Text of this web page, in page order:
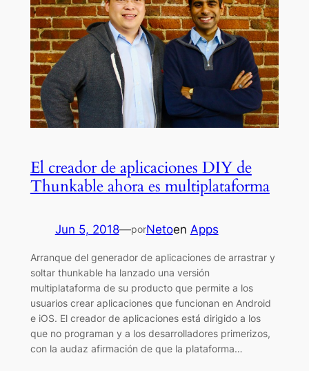
El creador de aplicaciones DIY de
Thunkable ahora es multiplataforma
Jun 5, 2018—porNetoen Apps
Arranque del generador de aplicaciones de arrastrar y
soltar thunkable ha lanzado una versión
multiplataforma de su producto que permite a los
usuarios crear aplicaciones que funcionan en Android
e iOS. El creador de aplicaciones está dirigido a los
que no programan y a los desarrolladores primerizos,
con la audaz afirmación de que la plataforma…